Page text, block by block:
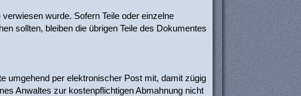
wurde. Sofern Teile oder einzelne
sollten, bleiben die übrigen Teile des Dokumentes
umgehend per elektronischer Post mit, damit zügig
Anwaltes zur kostenpflichtigen Abmahnung nicht